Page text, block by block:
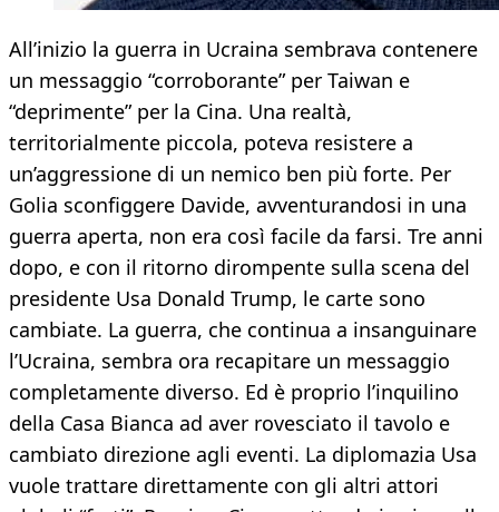
All’inizio la guerra in Ucraina sembrava contenere
un messaggio “corroborante” per Taiwan e
“deprimente” per la Cina. Una realtà,
territorialmente piccola, poteva resistere a
un’aggressione di un nemico ben più forte. Per
Golia sconfiggere Davide, avventurandosi in una
guerra aperta, non era così facile da farsi. Tre anni
dopo, e con il ritorno dirompente sulla scena del
presidente Usa Donald Trump, le carte sono
cambiate. La guerra, che continua a insanguinare
l’Ucraina, sembra ora recapitare un messaggio
completamente diverso. Ed è proprio l’inquilino
della Casa Bianca ad aver rovesciato il tavolo e
cambiato direzione agli eventi. La diplomazia Usa
vuole trattare direttamente con gli altri attori